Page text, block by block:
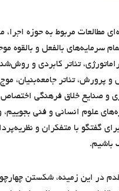
مطالعات مربوط به حوزه اجرا،
سرمایه‌های بالفعل و بالقوه
تئاتر کابردی و
پرورش، تئاتر جامعه‌بنیان،
و صنایع خلاق فرهنگی اختصاص
علوم انسانی و فنی بجوییم،
گفتگو با متفکران و
باشیم.
در این زمینه، شکستن